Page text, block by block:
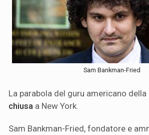
Sam Bankman-Fried
La parabola del guru americano
chiusa a New York.
Sam Bankman-Fried, fondatore e